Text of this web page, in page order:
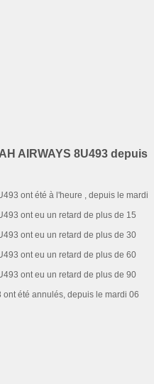
AIRWAYS 8U493 depuis
ont été à l'heure , depuis le mardi
ont eu un retard de plus de 15
ont eu un retard de plus de 30
ont eu un retard de plus de 60
ont eu un retard de plus de 90
ont été annulés, depuis le mardi 06